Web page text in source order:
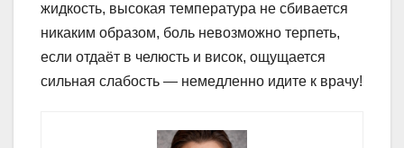
жидкость, высокая температура не сбивается
никаким образом, боль невозможно терпеть,
если отдаёт в челюсть и висок, ощущается
сильная слабость — немедленно идите к врачу!